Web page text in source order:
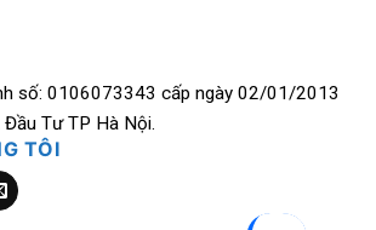
số: 0106073343 cấp ngày 02/01/2013
Tư TP Hà Nội.
TÔI